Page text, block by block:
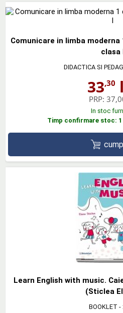
Comunicare in limba
clasa
DIDACTICA SI
33,30
PRP:
In stoc
Timp confirmare stoc:
Learn English with music.
(Sticlea
BOOKLET -